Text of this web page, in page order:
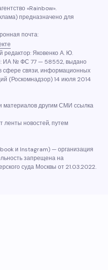
«Rainbow».
предназначено для
почта:
редактор: Яковенко А. Ю.
ИА № ФС 77 — 58552, выдано
сфере связи, информационных
(Роскомнадзор) 14 июля 2014
материалов другим СМИ ссылка
ленты новостей, путем
и Instagram) — организация
запрещена на
суда Москвы от 21.03.2022.